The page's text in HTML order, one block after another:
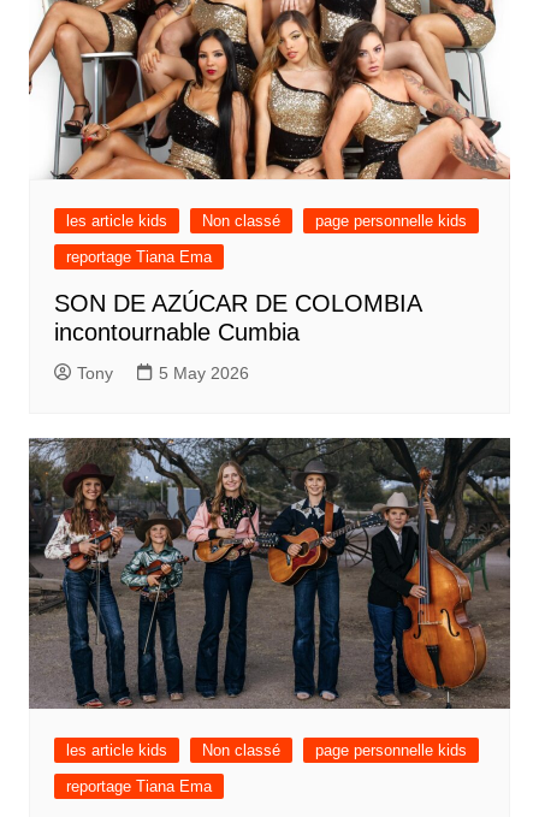
les article kids Non classé
page personnelle kids
reportage Tiana Ema
SON DE AZÚCAR DE COLOMBIA
incontournable Cumbia
Tony 5 May 2026
les article kids Non classé
page personnelle kids
reportage Tiana Ema